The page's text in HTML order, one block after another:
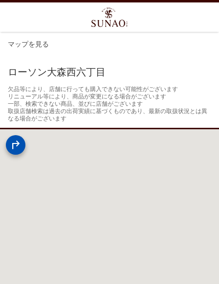
マップを見る
ローソン大森西六丁目
欠品等により、店舗に行っても購入できない可能性がございます
リニューアル等により、商品が変更になる場合がございます
一部、検索できない商品、並びに店舗がございます
取扱店舗検索は過去の出荷実績に基づくものであり、最新の取扱状況とは異
なる場合がございます